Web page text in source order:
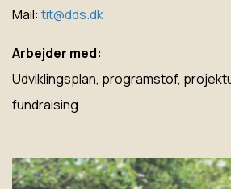
Mail: tit@dds.dk
Arbejder med:
Udviklingsplan, programstof,
fundraising